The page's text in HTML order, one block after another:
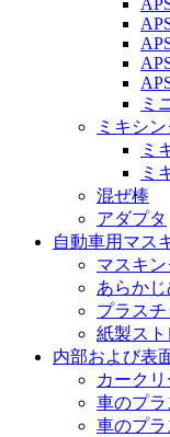
ミ
ミキシ
ミ
ミ
混ぜ棒
アダプタ
自動車用マス
マスキ
あらか
プラス
紙製ス
内部および表
カーク
車のプ
車のプ